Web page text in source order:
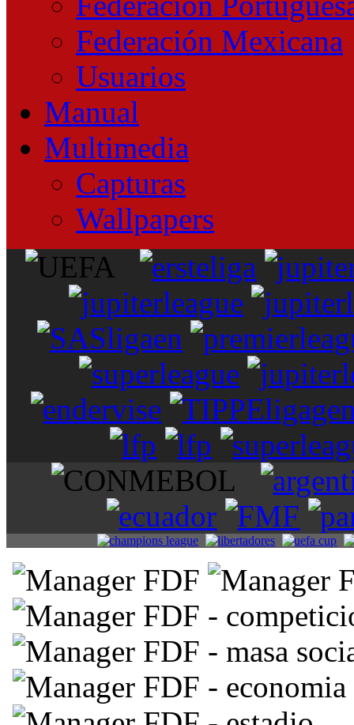
Federación Mexicana
Usuarios
Manual
Multimedia
Capturas
Wallpapers